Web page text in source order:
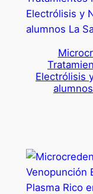
Electrólisis